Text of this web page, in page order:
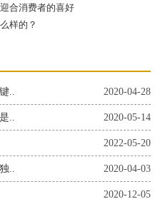
合消费者的喜好
样的？
2020-04-28
..
2020-05-14
..
2022-05-20
2020-04-03
..
2020-12-05